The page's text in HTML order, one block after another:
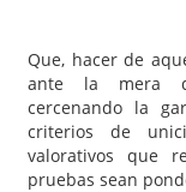
Que, hacer de
ante la mera
cercenando la
criterios de
valorativos que
pruebas sean